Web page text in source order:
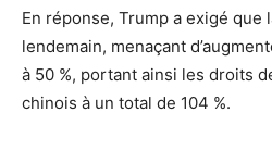
En réponse, Trump a exigé que
lendemain, menaçant
à 50 %, portant ainsi les droits
chinois à un total de 104 %.